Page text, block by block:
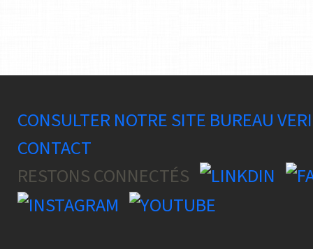
CONSULTER NOTRE SITE BUREAU
CONTACT
RESTONS CONNECTÉS